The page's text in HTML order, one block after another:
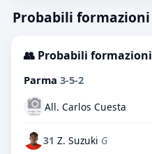
Probabili formazioni
👥 Probabili formazioni
Parma 3-5-2
All. Carlos Cuesta
31 Z. Suzuki G